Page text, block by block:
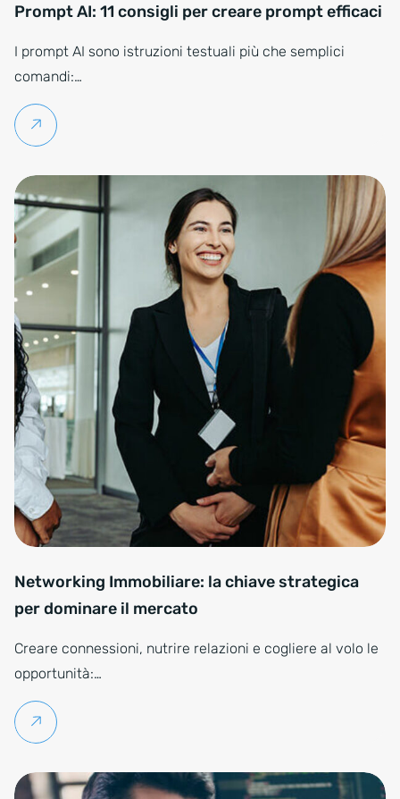
Prompt AI: 11 consigli per creare prompt efficaci
I prompt AI sono istruzioni testuali più che semplici
comandi:…
Per saperne di più
Networking Immobiliare: la chiave strategica
per dominare il mercato
Creare connessioni, nutrire relazioni e cogliere al volo le
opportunità:…
Per saperne di più